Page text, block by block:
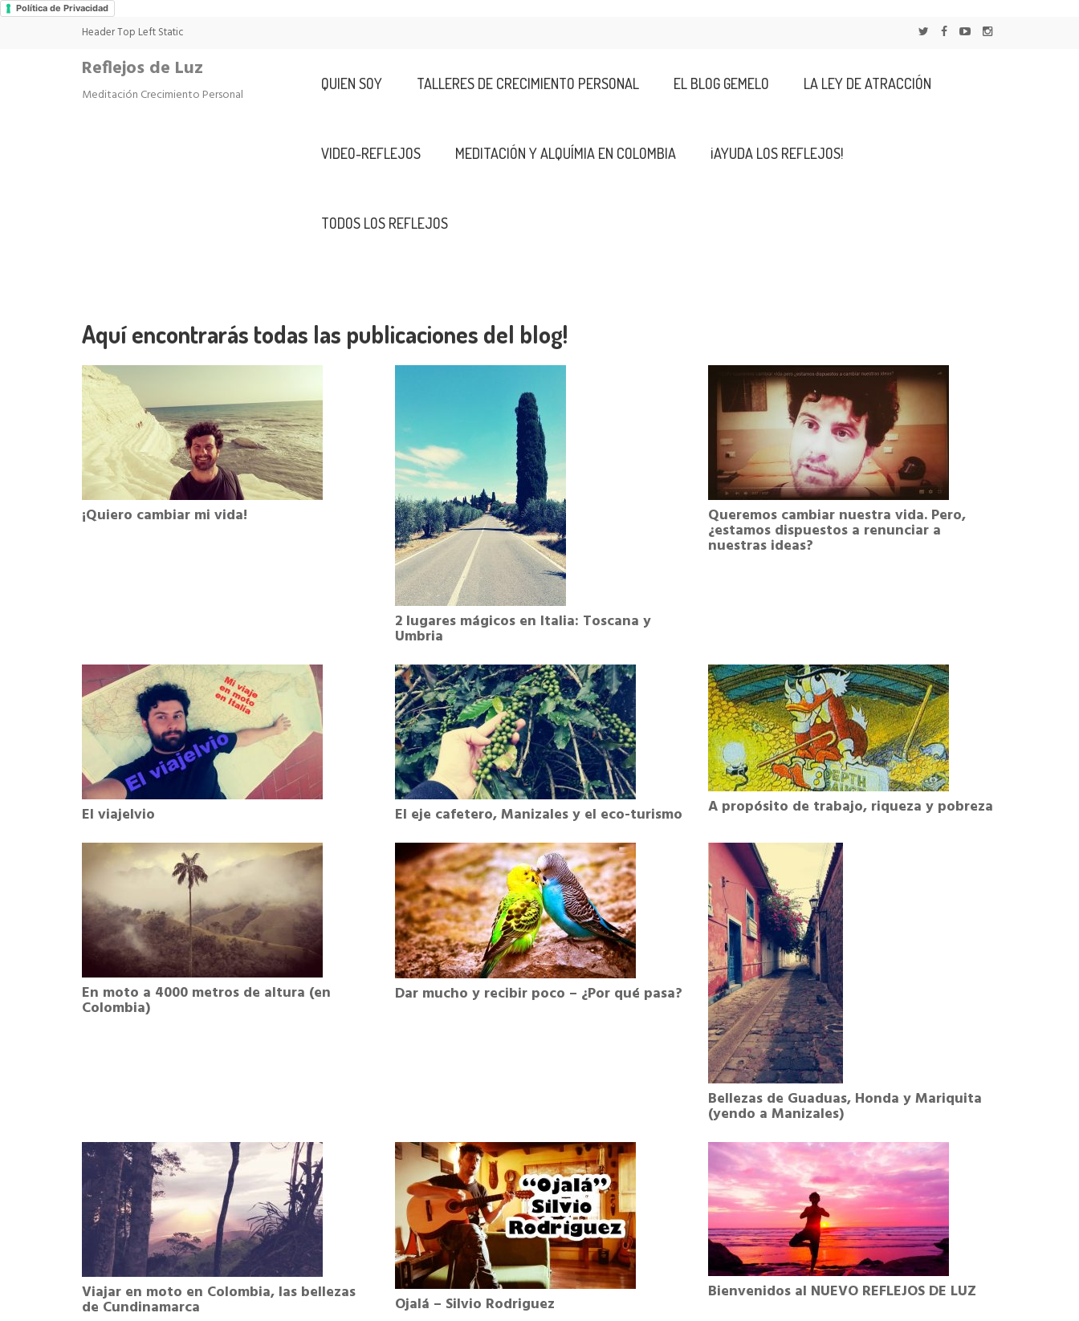
Política de Privacidad
Header Top Left Static
Reflejos de Luz
Meditación Crecimiento Personal
QUIEN SOY TALLERES DE CRECIMIENTO PERSONAL EL BLOG GEMELO LA LEY DE ATRACCIÓN
VIDEO-REFLEJOS MEDITACIÓN Y ALQUÍMIA EN COLOMBIA ¡AYUDA LOS REFLEJOS!
TODOS LOS REFLEJOS
Aquí encontrarás todas las publicaciones del blog!
¡Quiero cambiar mi vida!
2 lugares mágicos en Italia: Toscana y
Umbria
Queremos cambiar nuestra vida. Pero,
¿estamos dispuestos a renunciar a
nuestras ideas?
El viajelvio El eje cafetero, Manizales y el eco-turismo A propósito de trabajo, riqueza y pobreza
En moto a 4000 metros de altura (en
Colombia)
Dar mucho y recibir poco – ¿Por qué pasa?
Bellezas de Guaduas, Honda y Mariquita
(yendo a Manizales)
Viajar en moto en Colombia, las bellezas
de Cundinamarca Ojalá – Silvio Rodriguez
Bienvenidos al NUEVO REFLEJOS DE LUZ